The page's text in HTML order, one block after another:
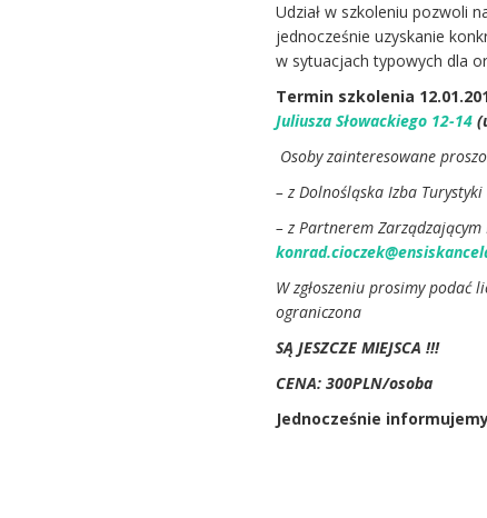
Udział w szkoleniu pozwoli
jednocześnie uzyskanie
w sytuacjach typowych dla
Termin szkolenia
Juliusza Słowackiego 12-14
Osoby zainteresowane
– z Dolnośląska Izba Turystyki
– z Partnerem
W zgłoszeniu prosimy podać
ograniczona
SĄ JESZCZE MIEJSCA !!!
CENA: 300PLN/osoba
Jednocześnie